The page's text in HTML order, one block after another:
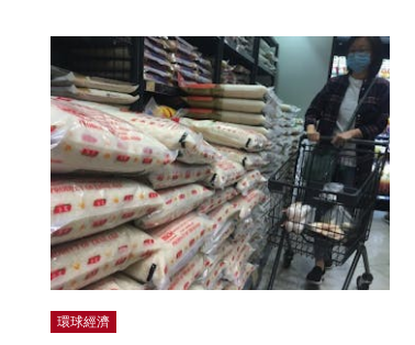
環球經濟